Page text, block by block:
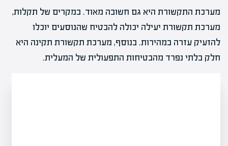
מערכת התקשורת היא גם חשובה מאוד. במקרים של תקלות,
מערכת תקשורת יעילה יכולה להבטיח שהנוסעים יוכלו
להזעיק עזרה במהירות. בנוסף, מערכת תקשורת תקינה היא
חלק בלתי נפרד מהבטיחות התפעולית של המעלית.